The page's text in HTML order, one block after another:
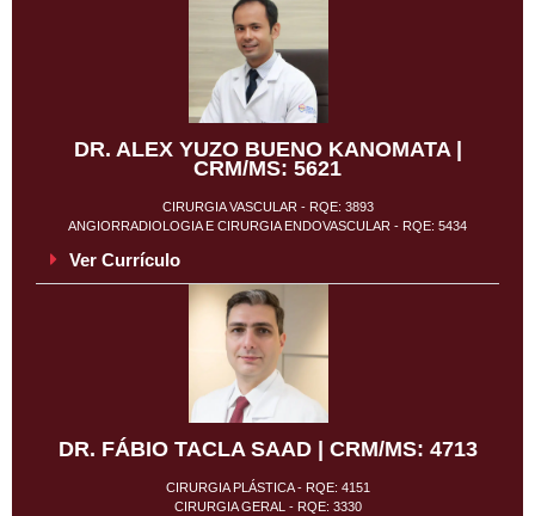
DR. ALEX YUZO BUENO KANOMATA |
CRM/MS: 5621
CIRURGIA VASCULAR - RQE: 3893
ANGIORRADIOLOGIA E CIRURGIA ENDOVASCULAR - RQE: 5434
Ver Currículo
DR. FÁBIO TACLA SAAD | CRM/MS: 4713
CIRURGIA PLÁSTICA - RQE: 4151
CIRURGIA GERAL - RQE: 3330